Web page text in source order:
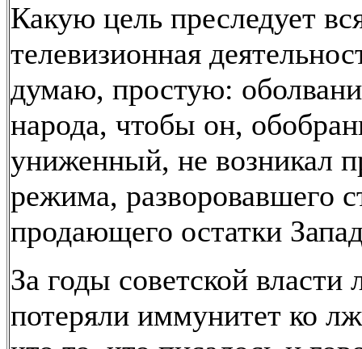
Какую цель преследует
телевизионная
думаю, простую:
народа, чтобы он,
униженный, не возникал
режима, разворовавшего
продающего остатки
За годы советской власти
потеряли иммунитет ко